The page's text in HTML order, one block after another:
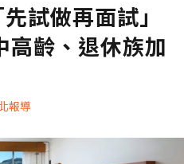
試做再面試」
高齡、退休族加
報導